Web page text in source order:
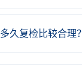
久复检比较合理？